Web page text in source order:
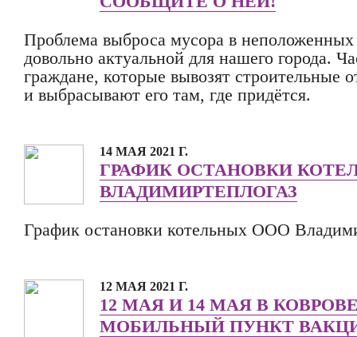
Проблема выброса мусора в неположенных
довольно актуальной для нашего города.
граждане, которые вывозят строительные
и выбрасывают его там, где придётся.
14 МАЯ 2021 Г.
ГРАФИК ОСТАНОВКИ
ВЛАДИМИРТЕПЛОГАЗ
График остановки котельных ООО
12 МАЯ 2021 Г.
12 МАЯ И 14 МАЯ В
МОБИЛЬНЫЙ ПУНКТ